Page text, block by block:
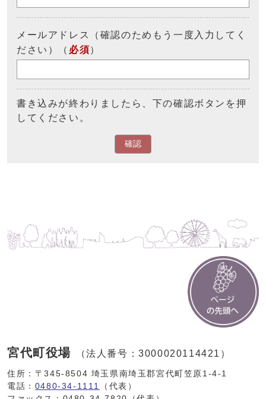
メールアドレス（確認のためもう一度入力してく
ださい）（ 必須）
書き込みが終わりましたら、下の確認ボタンを押
してください。
確認
宮代町役場 （法人番号：3000020114421）
住所：〒345-8504 埼玉県南埼玉郡宮代町笠原1-4-1
電話： 0480-34-1111
（代表）